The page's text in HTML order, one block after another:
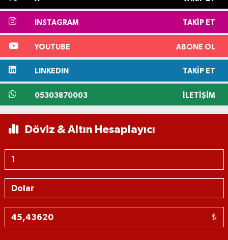
INSTAGRAM TAKIP ET
YOUTUBE ABONE OL
LINKEDIN TAKIP ET
05303870003 İLETIŞIM
Döviz & Altın Hesaplayıcı
₺